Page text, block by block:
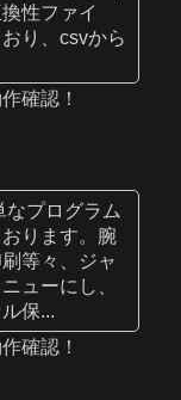
性ファイ
り、csvから
確認！
プログラム
ります。腕
等々、ジャ
ューにし、
保...
確認！